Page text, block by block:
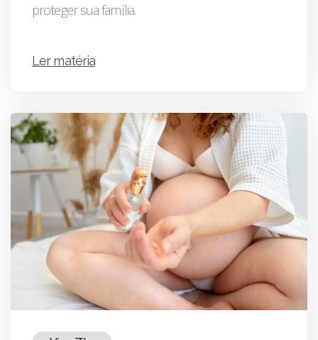
proteger sua família.
Ler matéria